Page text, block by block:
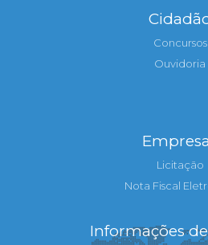
Concursos
Ouvidoria
Licitação
Nota Fiscal
Informações